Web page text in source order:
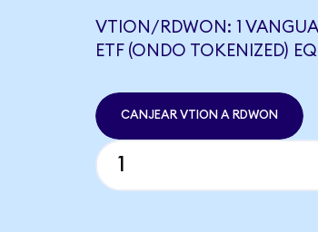
VTION/RDWON: 1
ETF (ONDO TOKENIZED)
CANJEAR VTION A RDWON